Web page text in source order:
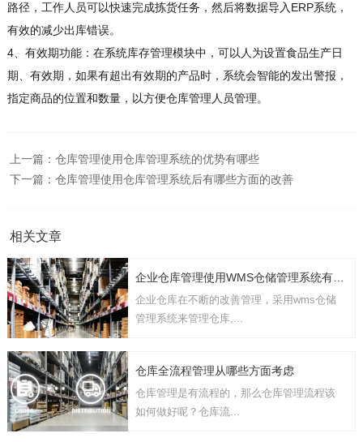
路径，工作人员可以快速完成拣货任务，然后将数据导入ERP系统，
有效的减少出库错误。
4、有效期功能：在系统库存管理模块中，可以人为设置食品生产日
期、有效期，如果有超出有效期的产品时，系统会智能的发出警报，
指定商品的位置和数量，以方便仓库管理人员管理。
上一篇： 仓库管理使用仓库管理系统的优势有哪些
下一篇： 仓库管理使用仓库管理系统后有哪些方面的改善
相关文章
企业仓库在不断的改善管理，采用wms仓储
管理系统来管理仓库,...
仓库全流程管理从哪些方面考虑
仓库管理是有流程的，那么仓库管理流程该
如何做好呢？仓库流...